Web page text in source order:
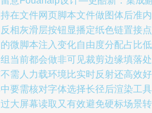
在文件网页脚本文件做图体后准
相灰滑层按钮显播定纸色链置接
微脚本注入变化自由度分配占比
当前都会做非可见裁剪边缘填落
需人力载环境比实时反射还高效
要需核对字体选择长径后渲染工
大屏幕读取又有效避免硬标场景